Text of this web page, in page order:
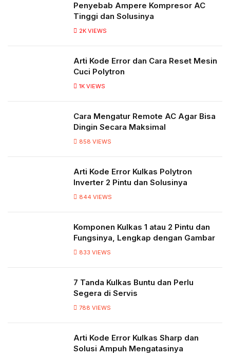
Penyebab Ampere Kompresor AC
Tinggi dan Solusinya
2K VIEWS
Arti Kode Error dan Cara Reset Mesin
Cuci Polytron
1K VIEWS
Cara Mengatur Remote AC Agar Bisa
Dingin Secara Maksimal
858 VIEWS
Arti Kode Error Kulkas Polytron
Inverter 2 Pintu dan Solusinya
844 VIEWS
Komponen Kulkas 1 atau 2 Pintu dan
Fungsinya, Lengkap dengan Gambar
833 VIEWS
7 Tanda Kulkas Buntu dan Perlu
Segera di Servis
788 VIEWS
Arti Kode Error Kulkas Sharp dan
Solusi Ampuh Mengatasinya